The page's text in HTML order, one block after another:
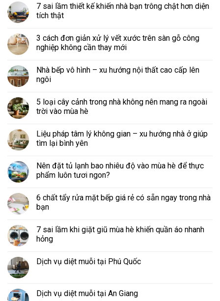
7 sai lầm thiết kế khiến nhà bạn trông chật hơn diện
tích thật
3 cách đơn giản xử lý vết xước trên sàn gỗ công
nghiệp không cần thay mới
Nhà bếp vô hình – xu hướng nội thất cao cấp lên
ngôi
5 loại cây cảnh trong nhà không nên mang ra ngoài
trời vào mùa hè
Liệu pháp tâm lý không gian – xu hướng nhà ở giúp
tìm lại bình yên
Nên đặt tủ lạnh bao nhiêu độ vào mùa hè để thực
phẩm luôn tươi ngon?
6 chất tẩy rửa mặt bếp giá rẻ có sẵn ngay trong nhà
bạn
7 sai lầm khi giặt giũ mùa hè khiến quần áo nhanh
hỏng
Dịch vụ diệt muỗi tại Phú Quốc
Dịch vụ diệt muỗi tại An Giang